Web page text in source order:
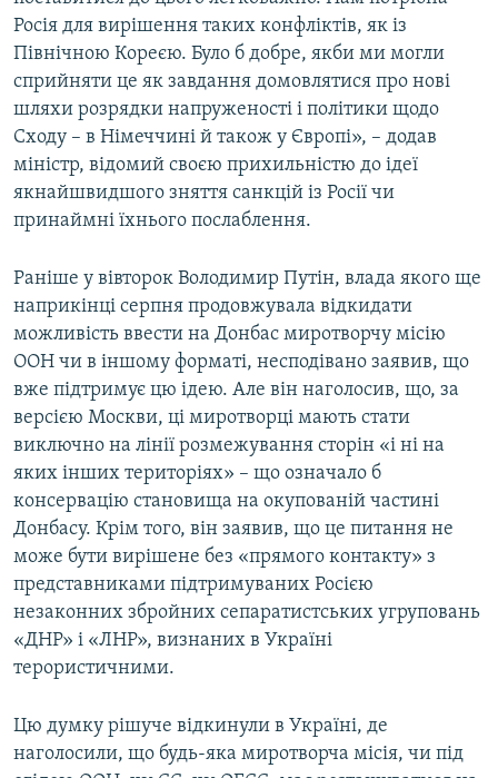
Росія для вирішення таких конфліктів, як із
Північною Кореєю. Було б добре, якби ми могли
сприйняти це як завдання домовлятися про нові
шляхи розрядки напруженості і політики щодо
Сходу – в Німеччині й також у Європі», – додав
міністр, відомий своєю прихильністю до ідеї
якнайшвидшого зняття санкцій із Росії чи
принаймні їхнього послаблення.
Раніше у вівторок Володимир Путін, влада якого ще
наприкінці серпня продовжувала відкидати
можливість ввести на Донбас миротворчу місію
ООН чи в іншому форматі, несподівано заявив, що
вже підтримує цю ідею. Але він наголосив, що, за
версією Москви, ці миротворці мають стати
виключно на лінії розмежування сторін «і ні на
яких інших територіях» – що означало б
консервацію становища на окупованій частині
Донбасу. Крім того, він заявив, що це питання не
може бути вирішене без «прямого контакту» з
представниками підтримуваних Росією
незаконних збройних сепаратистських угруповань
«ДНР» і «ЛНР», визнаних в Україні
терористичними.
Цю думку рішуче відкинули в Україні, де
наголосили, що будь-яка миротворча місія, чи під